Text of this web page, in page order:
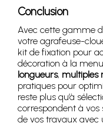
Conclusion
Avec cette gamme
votre agrafeuse-
kit de fixation pour
décoration à la
longueurs, multiples
pratiques pour
reste plus qu’à
correspondent à vos
de vos travaux avec